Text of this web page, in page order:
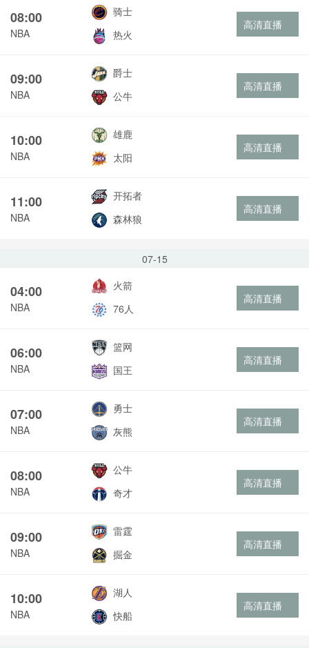
08:00
NBA
骑士
热火
高清直播
09:00
NBA
爵士
公牛
高清直播
10:00
NBA
雄鹿
太阳
高清直播
11:00
NBA
开拓者
森林狼
高清直播
07-15
04:00
NBA
火箭
76人
高清直播
06:00
NBA
篮网
国王
高清直播
07:00
NBA
勇士
灰熊
高清直播
08:00
NBA
公牛
奇才
高清直播
09:00
NBA
雷霆
掘金
高清直播
10:00
NBA
湖人
快船
高清直播